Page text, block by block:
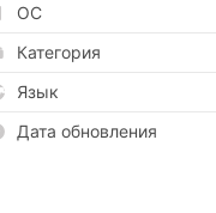
ОС
Категория
Язык
Дата обновления